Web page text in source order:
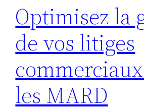
Optimisez la
de vos litiges
les MARD